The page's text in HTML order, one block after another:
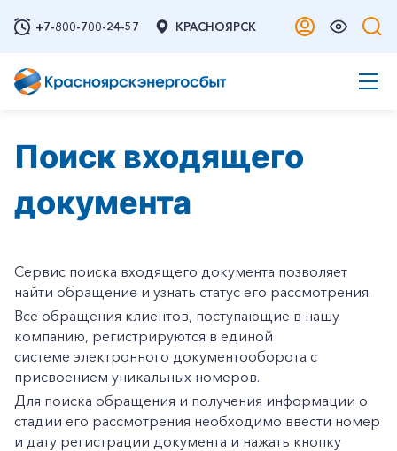
+7-800-700-24-57 КРАСНОЯРСК
Поиск входящего
документа
Сервис поиска входящего документа позволяет
найти обращение и узнать статус его рассмотрения.
Все обращения клиентов, поступающие в нашу
компанию, регистрируются в единой
системе электронного документооборота с
присвоением уникальных номеров.
Для поиска обращения и получения информации о
стадии его рассмотрения необходимо ввести номер
и дату регистрации документа и нажать кнопку